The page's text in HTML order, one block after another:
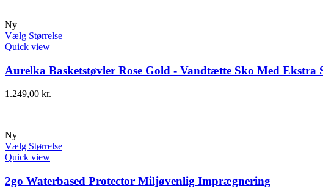
Ny
Vælg Størrelse
Quick view
Aurelka Basketstøvler Rose Gold - Vandtætte Sko Med Ekstra
1.249,00 kr.
Ny
Vælg Størrelse
Quick view
2go Waterbased Protector Miljøvenlig Imprægnering